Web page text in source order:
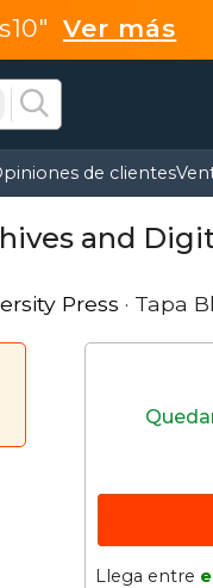
Ver más
de clientes
and
Press · Tapa
Llega entre